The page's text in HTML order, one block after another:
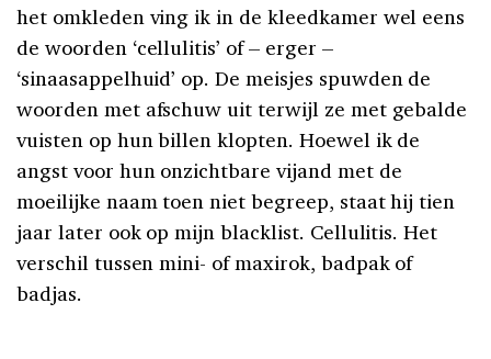
het omkleden ving ik in de kleedkamer wel eens
de woorden ‘cellulitis’ of – erger –
‘sinaasappelhuid’ op. De meisjes spuwden de
woorden met afschuw uit terwijl ze met gebalde
vuisten op hun billen klopten. Hoewel ik de
angst voor hun onzichtbare vijand met de
moeilijke naam toen niet begreep, staat hij tien
jaar later ook op mijn blacklist. Cellulitis. Het
verschil tussen mini- of maxirok, badpak of
badjas.